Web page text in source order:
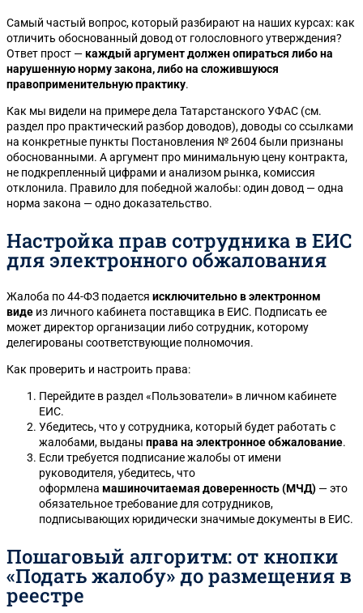
Самый частый вопрос, который разбирают на наших курсах: как
отличить обоснованный довод от голословного утверждения?
Ответ прост —каждый аргумент должен опираться либо на
нарушенную норму закона, либо на сложившуюся
правоприменительную практику.
Как мы видели на примере дела Татарстанского УФАС (см.
раздел про практический разбор доводов), доводы со ссылками
на конкретные пункты Постановления № 2604 были признаны
обоснованными. А аргумент про минимальную цену контракта,
не подкрепленный цифрами и анализом рынка, комиссия
отклонила. Правило для победной жалобы: один довод — одна
норма закона — одно доказательство.
Настройка прав сотрудника в ЕИС
для электронного обжалования
Жалоба по 44-ФЗ подается исключительно в электронном
виде из личного кабинета поставщика в ЕИС. Подписать ее
может директор организации либо сотрудник, которому
делегированы соответствующие полномочия.
Как проверить и настроить права:
Перейдите в раздел «Пользователи» в личном кабинете
ЕИС.
Убедитесь, что у сотрудника, который будет работать с
жалобами, выданы права на электронное обжалование.
Если требуется подписание жалобы от имени
руководителя, убедитесь, что
оформлена машиночитаемая доверенность (МЧД) — это
обязательное требование для сотрудников,
подписывающих юридически значимые документы в ЕИС.
Пошаговый алгоритм: от кнопки
«Подать жалобу» до размещения в
реестре